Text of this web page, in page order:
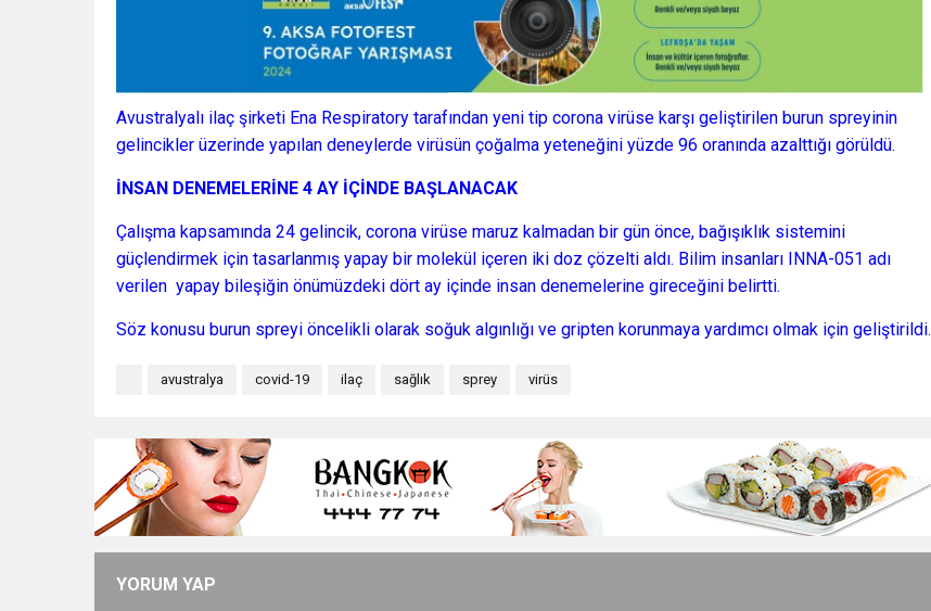
Avustralyalı ilaç şirketi Ena Respiratory tarafından yeni tip corona virüse karşı geliştirilen burun spreyinin
gelincikler üzerinde yapılan deneylerde virüsün çoğalma yeteneğini yüzde 96 oranında azalttığı görüldü.
İNSAN DENEMELERİNE 4 AY İÇİNDE BAŞLANACAK
Çalışma kapsamında 24 gelincik, corona virüse maruz kalmadan bir gün önce, bağışıklık sistemini
güçlendirmek için tasarlanmış yapay bir molekül içeren iki doz çözelti aldı. Bilim insanları INNA-051 adı
verilen yapay bileşiğin önümüzdeki dört ay içinde insan denemelerine gireceğini belirtti.
Söz konusu burun spreyi öncelikli olarak soğuk algınlığı ve gripten korunmaya yardımcı olmak için geliştirildi.
avustralya covid-19 ilaç sağlık sprey virüs
YORUM YAP